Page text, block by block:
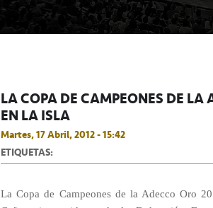
LA COPA DE CAMPEONES DE
EN LA ISLA
Martes, 17 Abril, 2012 - 15:42
ETIQUETAS:
La Copa de Campeones de la Adecco Oro